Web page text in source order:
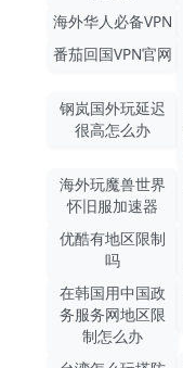
海外华人必备VPN
番茄回国VPN官网
钢岚国外玩延迟
很高怎么办
海外玩魔兽世界
怀旧服加速器
优酷有地区限制
吗
在韩国用中国政
务服务网地区限
制怎么办